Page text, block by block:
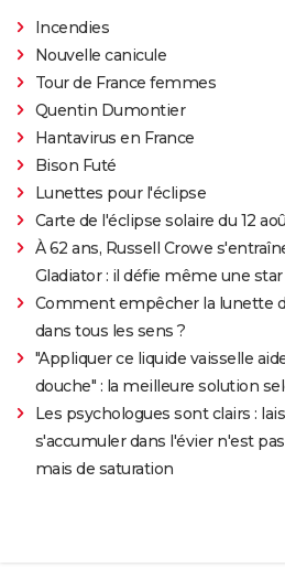
Incendies
Nouvelle canicule
Tour de France femmes
Quentin Dumontier
Hantavirus en France
Bison Futé
Lunettes pour l'éclipse
Carte de l'éclipse solaire du 12
À 62 ans, Russell Crowe
Gladiator : il défie même une
Comment empêcher la lunette
dans tous les sens ?
"Appliquer ce liquide vaisselle
douche" : la meilleure solution
Les psychologues sont clairs :
s'accumuler dans l'évier n'est
mais de saturation